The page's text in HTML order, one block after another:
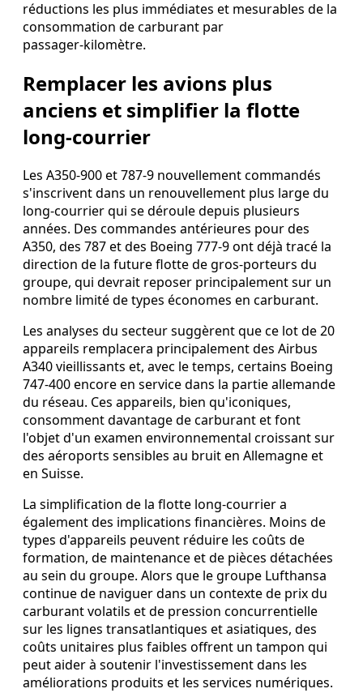
réductions les plus immédiates et mesurables de la
consommation de carburant par
passager‑kilomètre.
Remplacer les avions plus
anciens et simplifier la flotte
long‑courrier
Les A350-900 et 787-9 nouvellement commandés
s'inscrivent dans un renouvellement plus large du
long‑courrier qui se déroule depuis plusieurs
années. Des commandes antérieures pour des
A350, des 787 et des Boeing 777-9 ont déjà tracé la
direction de la future flotte de gros-porteurs du
groupe, qui devrait reposer principalement sur un
nombre limité de types économes en carburant.
Les analyses du secteur suggèrent que ce lot de 20
appareils remplacera principalement des Airbus
A340 vieillissants et, avec le temps, certains Boeing
747-400 encore en service dans la partie allemande
du réseau. Ces appareils, bien qu'iconiques,
consomment davantage de carburant et font
l'objet d'un examen environnemental croissant sur
des aéroports sensibles au bruit en Allemagne et
en Suisse.
La simplification de la flotte long‑courrier a
également des implications financières. Moins de
types d'appareils peuvent réduire les coûts de
formation, de maintenance et de pièces détachées
au sein du groupe. Alors que le groupe Lufthansa
continue de naviguer dans un contexte de prix du
carburant volatils et de pression concurrentielle
sur les lignes transatlantiques et asiatiques, des
coûts unitaires plus faibles offrent un tampon qui
peut aider à soutenir l'investissement dans les
améliorations produits et les services numériques.